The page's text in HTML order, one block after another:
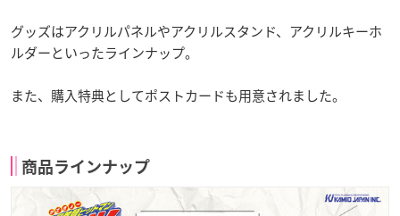
グッズはアクリルパネルやアクリルスタンド、アクリルキーホ
ルダーといったラインナップ。
また、購入特典としてポストカードも用意されました。
商品ラインナップ